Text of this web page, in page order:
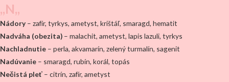
,,N,,
Nádory – zafír, tyrkys, ametyst, krištáľ, smaragd, hematit
Nadváha (obezita) – malachit, ametyst, lapis lazuli, tyrkys
Nachladnutie – perla, akvamarín, zelený turmalín, sagenit
Nadúvanie – smaragd, rubín, korál, topás
Nečistá pleť – citrín, zafír, ametyst